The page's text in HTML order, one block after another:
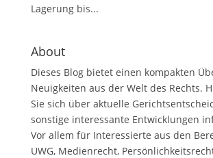
Lagerung bis...
About
Dieses Blog bietet einen kompakten
Neuigkeiten aus der Welt des Rechts.
Sie sich über aktuelle
sonstige interessante Entwicklungen
Vor allem für Interessierte aus den
UWG, Medienrecht,